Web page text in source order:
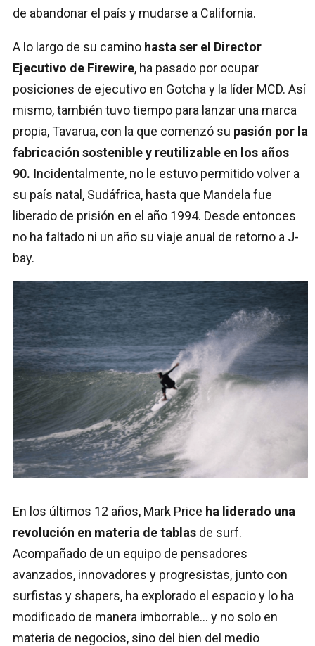
de abandonar el país y mudarse a California.
A lo largo de su camino hasta ser el Director
Ejecutivo de Firewire, ha pasado por ocupar
posiciones de ejecutivo en Gotcha y la líder MCD. Así
mismo, también tuvo tiempo para lanzar una marca
propia, Tavarua, con la que comenzó su pasión por la
fabricación sostenible y reutilizable en los años
90. Incidentalmente, no le estuvo permitido volver a
su país natal, Sudáfrica, hasta que Mandela fue
liberado de prisión en el año 1994. Desde entonces
no ha faltado ni un año su viaje anual de retorno a J-
bay.
En los últimos 12 años, Mark Price ha liderado una
revolución en materia de tablas de surf.
Acompañado de un equipo de pensadores
avanzados, innovadores y progresistas, junto con
surfistas y shapers, ha explorado el espacio y lo ha
modificado de manera imborrable… y no solo en
materia de negocios, sino del bien del medio